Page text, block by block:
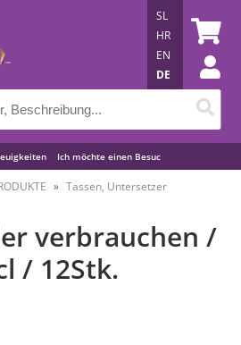
Ich möchte einen Besuc
SL
HR
EN
DE
Tassen, Untersetzer
verbrauchen /
/ 12Stk.